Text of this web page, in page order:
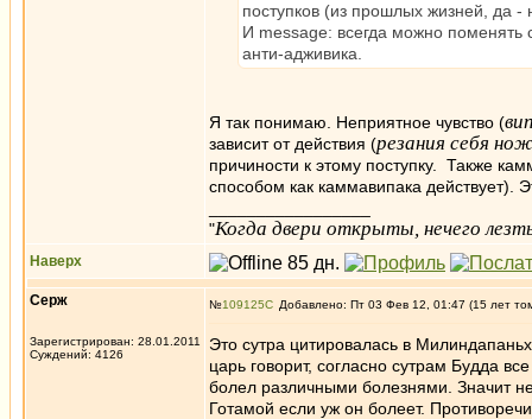
поступков (из прошлых жизней, да -
И message: всегда можно
анти-адживика.
Я так понимаю. Неприятное чувство (
зависит от действия (резания себя
причиности к этому поступку. Также
способом как каммавипака действует).
"Когда двери открыты, нечего
Наверх
Серж
Зарегистрирован: 28.01.2011
Суждений: 4126
№109125 Добавлено: Пт 03 Фев 12, 01:47 (15 лет
Это сутра цитировалась в
царь говорит, согласно сутрам Будда
болел различными болезнями. Значит
Готамой если уж он болеет.